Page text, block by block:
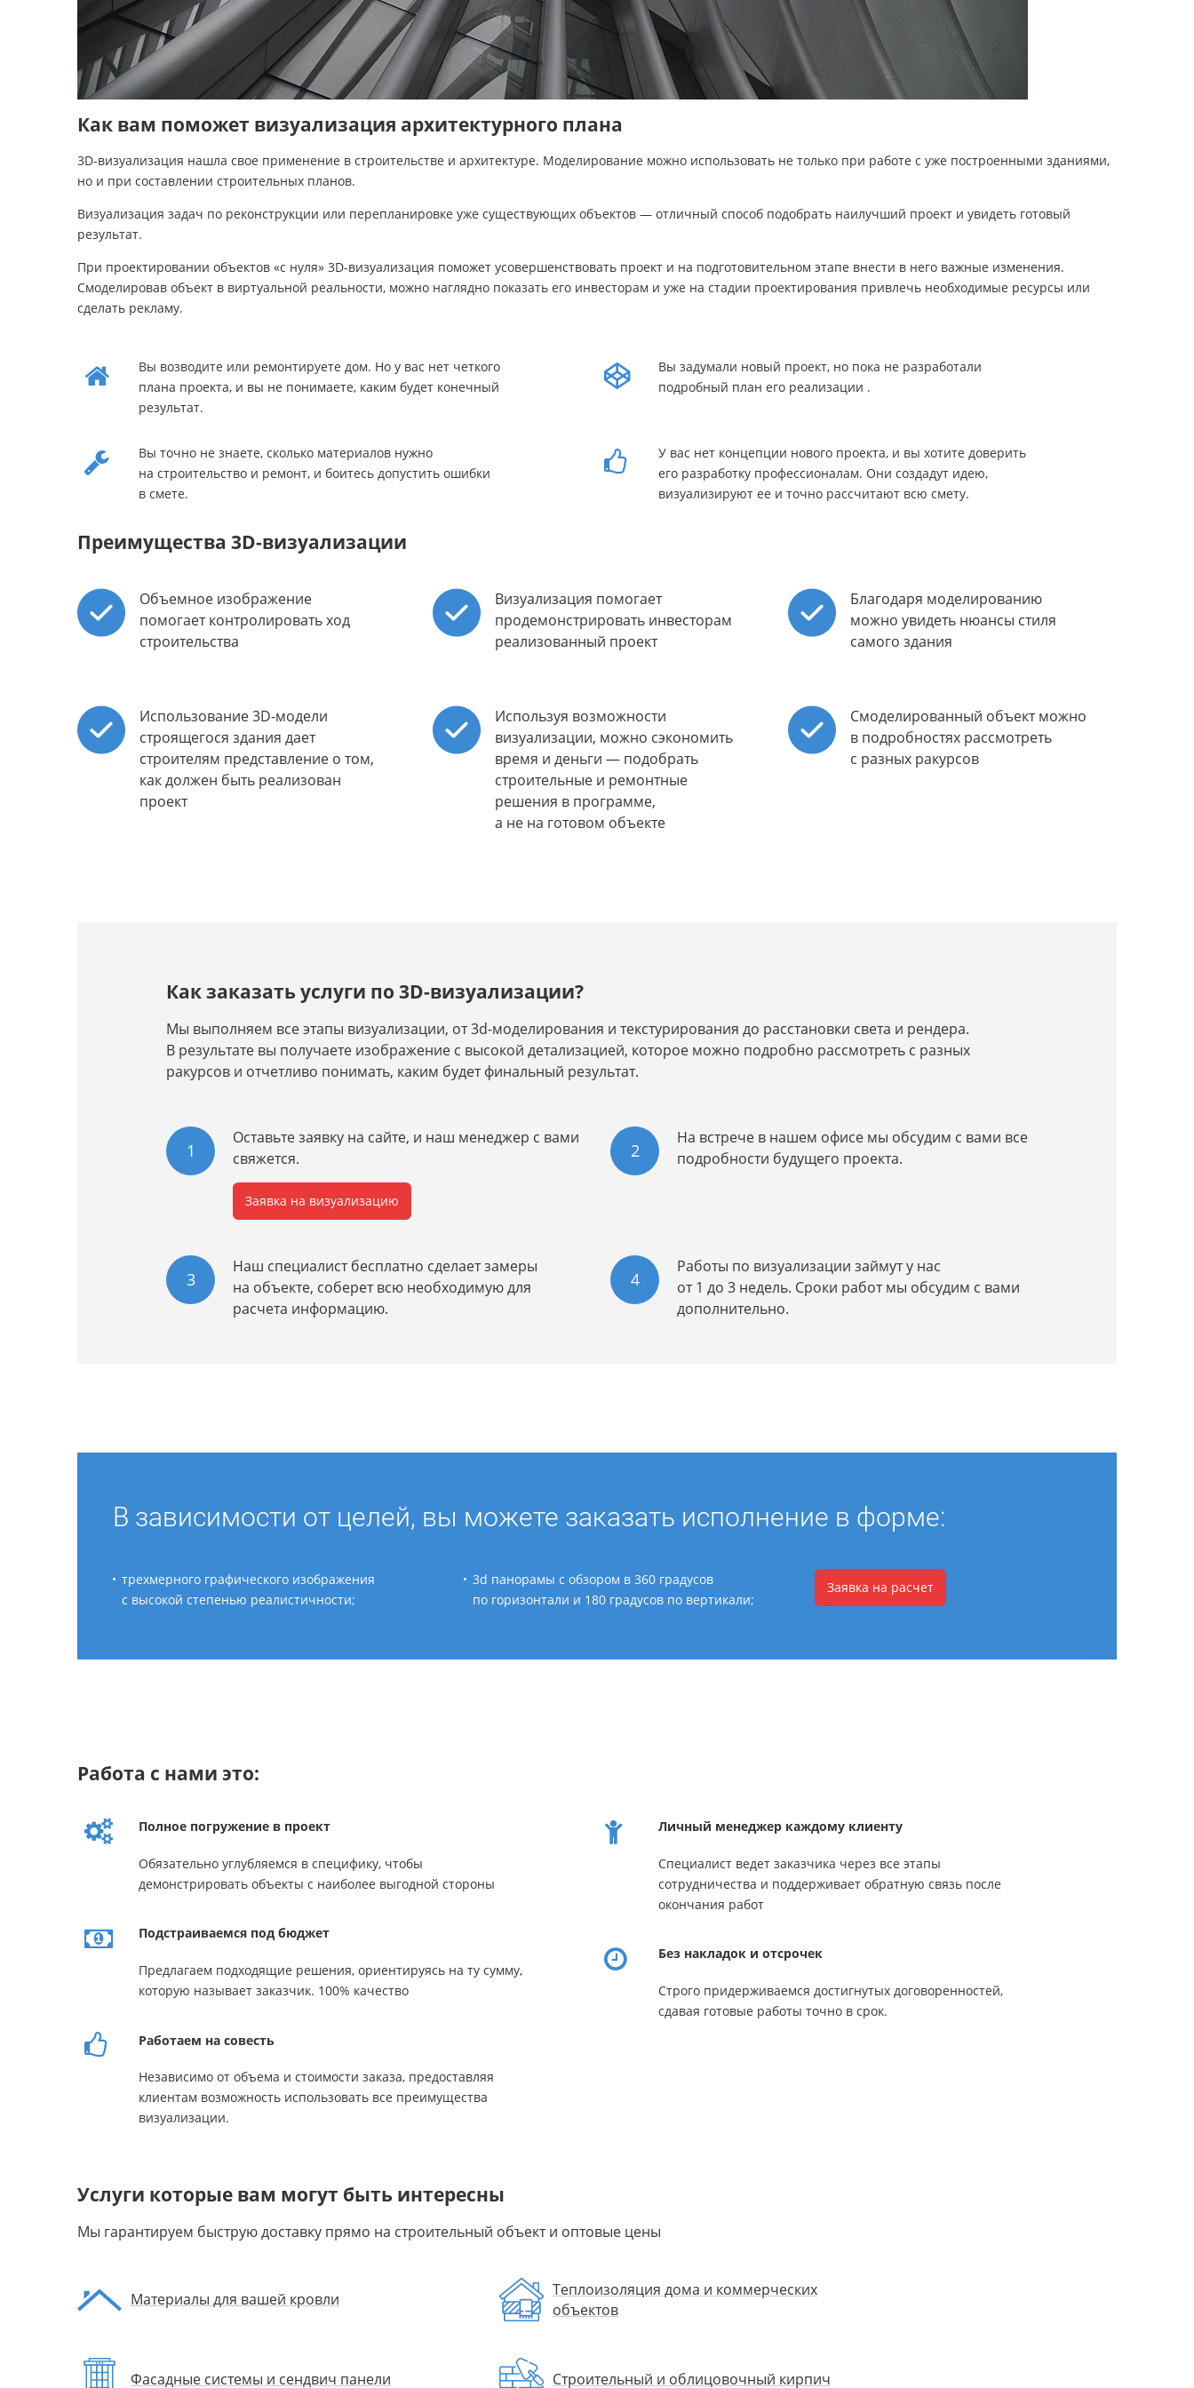
Как вам поможет визуализация архитектурного плана
3D-визуализация нашла свое применение в строительстве и архитектуре. Моделирование можно использовать не только при работе с уже построенными зданиями,
но и при составлении строительных планов.
Визуализация задач по реконструкции или перепланировке уже существующих объектов — отличный способ подобрать наилучший проект и увидеть готовый
результат.
При проектировании объектов «с нуля» 3D-визуализация поможет усовершенствовать проект и на подготовительном этапе внести в него важные изменения.
Смоделировав объект в виртуальной реальности, можно наглядно показать его инвесторам и уже на стадии проектирования привлечь необходимые ресурсы или
сделать рекламу.
Вы возводите или ремонтируете дом. Но у вас нет четкого
плана проекта, и вы не понимаете, каким будет конечный
результат.
Вы задумали новый проект, но пока не разработали
подробный план его реализации .
Вы точно не знаете, сколько материалов нужно
на строительство и ремонт, и боитесь допустить ошибки
в смете.
У вас нет концепции нового проекта, и вы хотите доверить
его разработку профессионалам. Они создадут идею,
визуализируют ее и точно рассчитают всю смету.
Преимущества 3D-визуализации
Объемное изображение
помогает контролировать ход
строительства
Визуализация помогает
продемонстрировать инвесторам
реализованный проект
Благодаря моделированию
можно увидеть нюансы стиля
самого здания
Использование 3D-модели
строящегося здания дает
строителям представление о том,
как должен быть реализован
проект
Используя возможности
визуализации, можно сэкономить
время и деньги — подобрать
строительные и ремонтные
решения в программе,
а не на готовом объекте
Смоделированный объект можно
в подробностях рассмотреть
с разных ракурсов
Как заказать услуги по 3D-визуализации?
Мы выполняем все этапы визуализации, от 3d-моделирования и текстурирования до расстановки света и рендера.
В результате вы получаете изображение с высокой детализацией, которое можно подробно рассмотреть с разных
ракурсов и отчетливо понимать, каким будет финальный результат.
1
Оставьте заявку на сайте, и наш менеджер с вами
свяжется.
Заявка на визуализацию
2
На встрече в нашем офисе мы обсудим с вами все
подробности будущего проекта.
3
Наш специалист бесплатно сделает замеры
на объекте, соберет всю необходимую для
расчета информацию.
4
Работы по визуализации займут у нас
от 1 до 3 недель. Сроки работ мы обсудим с вами
дополнительно.
В зависимости от целей, вы можете заказать исполнение в форме:
трехмерного графического изображения
с высокой степенью реалистичности;
3d панорамы с обзором в 360 градусов
по горизонтали и 180 градусов по вертикали;
Заявка на расчет
Работа с нами это:
Полное погружение в проект
Обязательно углубляемся в специфику, чтобы
демонстрировать объекты с наиболее выгодной стороны
Подстраиваемся под бюджет
Предлагаем подходящие решения, ориентируясь на ту сумму,
которую называет заказчик. 100% качество
Работаем на совесть
Независимо от объема и стоимости заказа, предоставляя
клиентам возможность использовать все преимущества
визуализации.
Личный менеджер каждому клиенту
Специалист ведет заказчика через все этапы
сотрудничества и поддерживает обратную связь после
окончания работ
Без накладок и отсрочек
Строго придерживаемся достигнутых договоренностей,
сдавая готовые работы точно в срок.
Услуги которые вам могут быть интересны
Мы гарантируем быструю доставку прямо на строительный объект и оптовые цены
Материалы для вашей кровли
Теплоизоляция дома и коммерческих
объектов
Фасадные системы и сендвич панели Строительный и облицовочный кирпич